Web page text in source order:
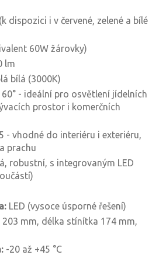
dispozici i v červené, zelené a bílé
60W žárovky)
lm
bílá (3000K)
60° - ideální pro osvětlení jídelních
prostor i komerčních
- vhodné do interiéru i exteriéru,
prachu
robustní, s integrovaným LED
LED (vysoce úsporné řešení)
203 mm, délka stínítka 174 mm,
-20 až +45 °C